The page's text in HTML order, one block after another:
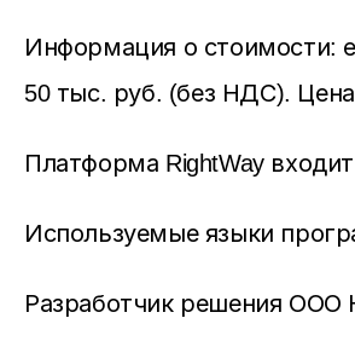
Информация о стоимости:
50 тыс. руб. (без НДС).
Платформа RightWay
Используемые языки
Разработчик решения ООО